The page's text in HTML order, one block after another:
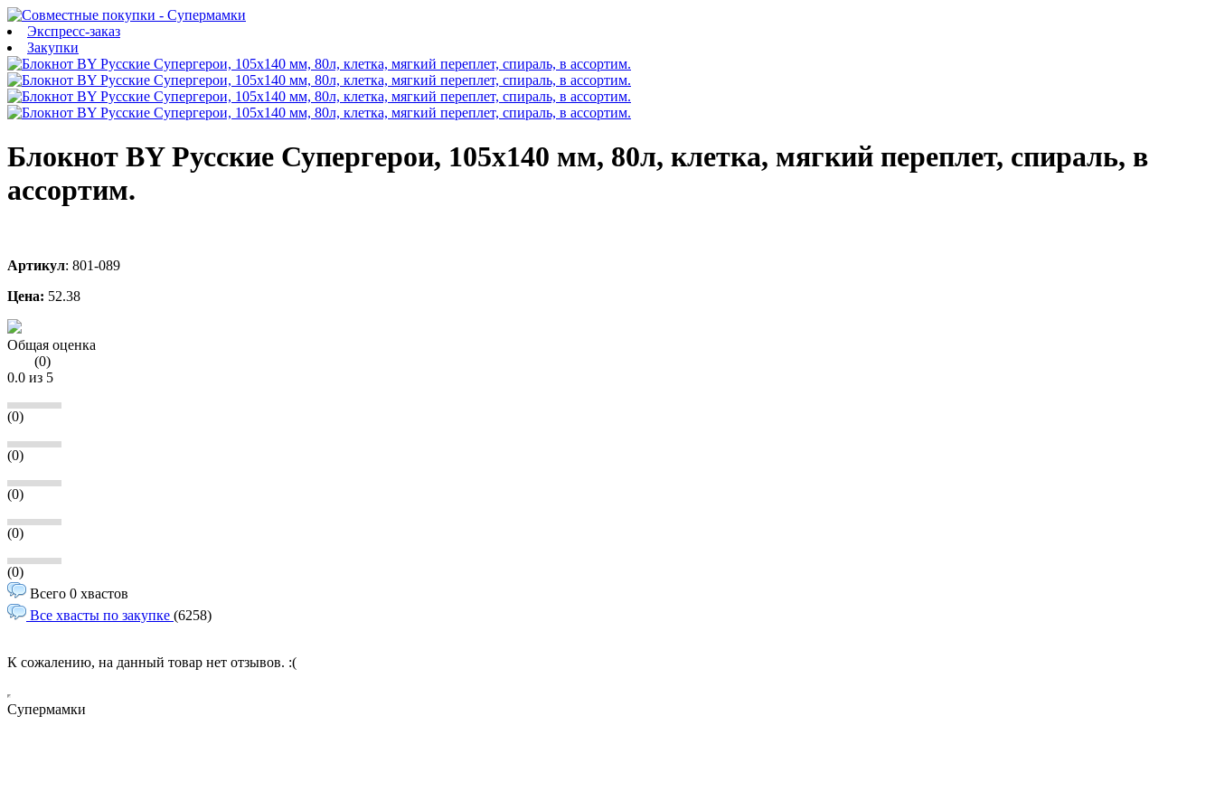
Экспресс-заказ
Закупки
Блокнот BY Русские Супергерои, 105х140 мм, 80л, клетка, мягкий переплет, спираль, в
ассортим.
Артикул: 801-089
Цена: 52.38
Общая оценка
(0)
0.0 из 5
(0)
(0)
(0)
(0)
(0)
Всего 0 хвастов
Все хвасты по закупке (6258)
К сожалению, на данный товар нет отзывов. :(
Супермамки